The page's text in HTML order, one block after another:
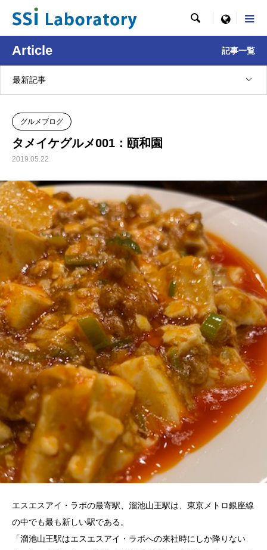
 menu
Article 記事一覧
最新記事
グルメブログ
タメイケグルメ001：頤和園
2019.05.22
エスエスアイ・ラボの最寄駅、溜池山王駅は、東京メトロ銀座線
の中でも最も新しい駅である。
「溜池山王駅はエスエスアイ・ラボへの来社時にしか降りない